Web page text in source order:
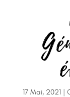
17 Mai, 2021|